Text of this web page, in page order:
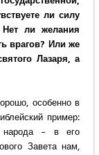
ли силу
Нет ли желания
врагов? Или же
Лазаря, а
особенно в
пример:
народа – в его
Завета нам,